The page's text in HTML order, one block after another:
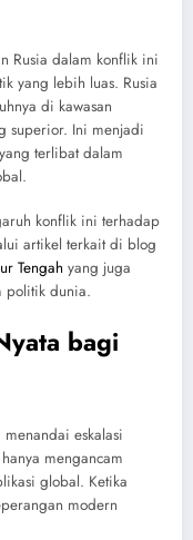
Rusia dalam konflik ini
yang lebih luas. Rusia
di kawasan
superior. Ini menjadi
terlibat dalam
konflik ini terhadap
artikel terkait di blog
Tengah yang juga
politik dunia.
bagi
eskalasi
mengancam
global. Ketika
modern